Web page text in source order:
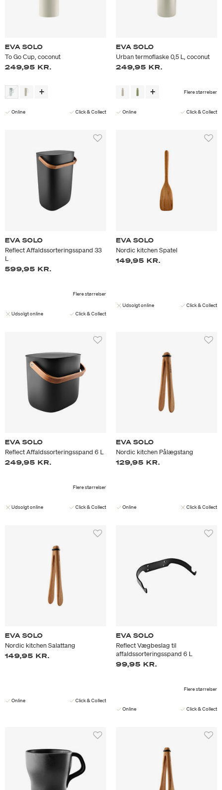
EVA SOLO
To Go Cup, coconut
249,95 KR.
Online Click & Collect
EVA SOLO
Urban termoflaske 0,5 L, coconut
249,95 KR.
Flere størrelser
Online Click & Collect
EVA SOLO
Reflect Affaldssorteringsspand 33
L
599,95 KR.
Flere størrelser
Udsolgt online Click & Collect
EVA SOLO
Nordic kitchen Spatel
149,95 KR.
Udsolgt online Click & Collect
EVA SOLO
Reflect Affaldssorteringsspand 6 L
249,95 KR.
Flere størrelser
Udsolgt online Click & Collect
EVA SOLO
Nordic kitchen Pålægstang
129,95 KR.
Online Click & Collect
EVA SOLO
Nordic kitchen Salattang
149,95 KR.
Online Click & Collect
EVA SOLO
Reflect Vægbeslag til
affaldssorteringsspand 6 L
99,95 KR.
Flere størrelser
Online Click & Collect